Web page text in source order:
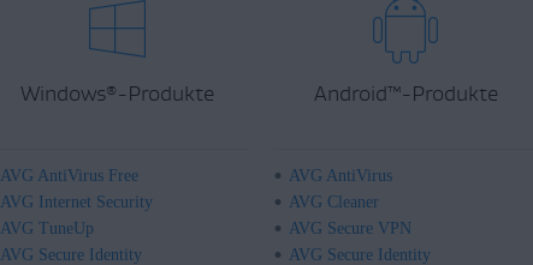
Windows® -Produkte
AVG AntiVirus Free
AVG Internet Security
AVG TuneUp
AVG Secure Identity
Android™-Produkte
AVG AntiVirus
AVG Cleaner
AVG Secure VPN
AVG Secure Identity